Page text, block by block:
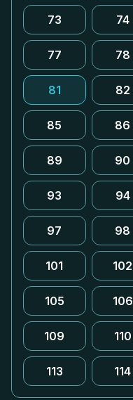
73 74
77 78
81 82
85 86
89 90
93 94
97 98
101 102
105 106
109 110
113 114